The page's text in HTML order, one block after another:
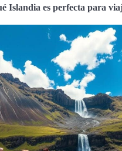
Islandia es perfecta para